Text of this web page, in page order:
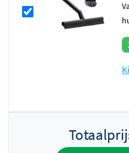
vandaag besteld, maandag in